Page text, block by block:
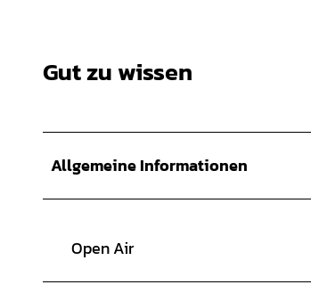
Gut zu wissen
Allgemeine Informationen
Open Air